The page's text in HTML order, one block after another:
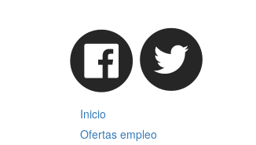
Inicio
Ofertas empleo